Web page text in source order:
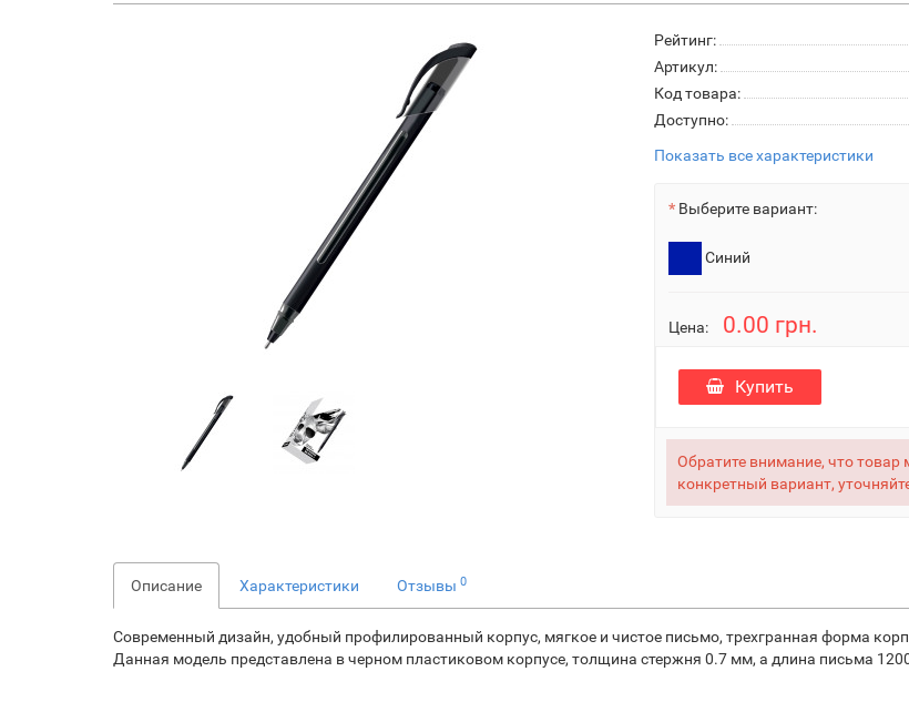
Рейтинг:
Артикул:
Код товара:
Доступно:
Показать все характеристики
Выберите вариант:
Синий
Цена: 0.00 грн.
Купить
Обратите внимание, что товар
конкретный вариант,
Описание Характеристики Отзывы 0
Современный дизайн, удобный профилированный корпус, мягкое и чистое письмо, трехгранная форма
Данная модель представлена в черном пластиковом корпусе, толщина стержня 0.7 мм, а длина письма